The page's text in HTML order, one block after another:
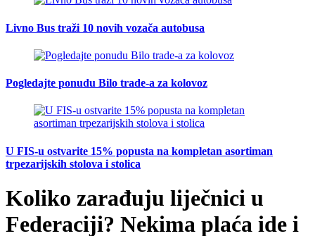
Livno Bus traži 10 novih vozača autobusa
Pogledajte ponudu Bilo trade-a za kolovoz
U FIS-u ostvarite 15% popusta na kompletan asortiman
trpezarijskih stolova i stolica
Koliko zarađuju liječnici u
Federaciji? Nekima plaća ide i